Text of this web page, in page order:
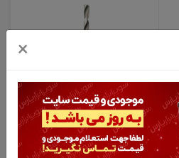
دنباله گردبر ولف (32 الی 210
میلیمتر)
×